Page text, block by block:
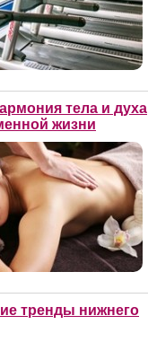
тела и духа
жизни
тренды нижнего